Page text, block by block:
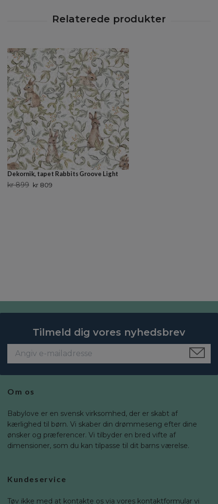
Dekornik, tapet Rabbits Groove Light
kr 899 kr 809
Tilmeld dig vores nyhedsbrev
Om os
Babylove er en svensk virksomhed, der er skabt af
kærlighed til børn. Vi skaber din drømmeseng efter dine
ønsker og præferencer. Vi tilbyder en bred vifte af
dimensioner, som du kan tilpasse til dit barns værelse.
Kundeservice
Tøv ikke med at kontakte os via vores kontaktformular vi